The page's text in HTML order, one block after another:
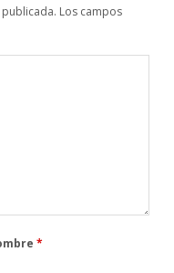
Los campos
*